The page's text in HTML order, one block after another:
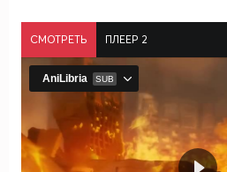
СМОТРЕТЬ ПЛЕЕР 2